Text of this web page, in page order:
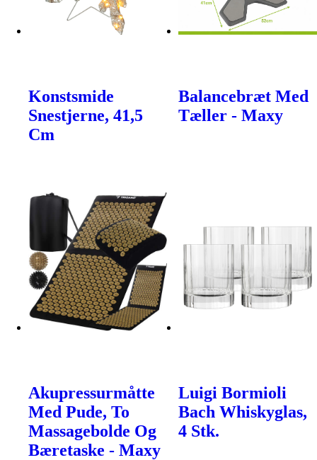
Konstsmide
Snestjerne, 41,5
Cm
Balancebræt Med
Tæller - Maxy
Akupressurmåtte
Med Pude, To
Massagebolde Og
Bæretaske - Maxy
Luigi Bormioli
Bach Whiskyglas,
4 Stk.